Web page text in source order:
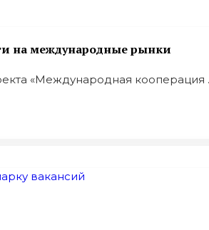
на международные рынки
«Международная кооперация